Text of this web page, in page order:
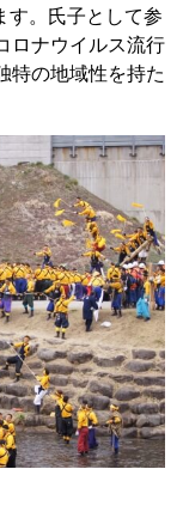
す。氏子として参
ロナウイルス流行
特の地域性を持た